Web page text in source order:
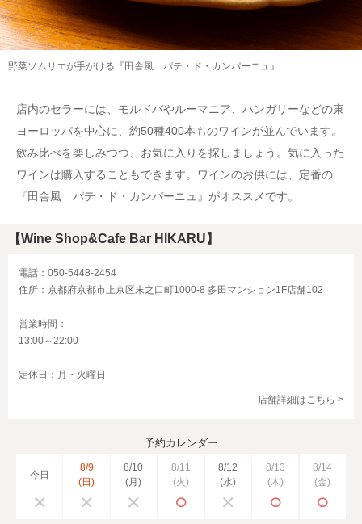
野菜ソムリエが手がける『田舎風 パテ・ド・カンパーニュ』
店内のセラーには、モルドバやルーマニア、ハンガリーなどの東
ヨーロッパを中心に、約50種400本ものワインが並んでいます。
飲み比べを楽しみつつ、お気に入りを探しましょう。気に入った
ワインは購入することもできます。ワインのお供には、定番の
『田舎風 パテ・ド・カンパーニュ』がオススメです。
【Wine Shop&Cafe Bar HIKARU】
電話：050-5448-2454
住所：京都府京都市上京区末之口町1000-8 多田マンション1F店舗102
営業時間：
13:00～22:00
定休日：月・火曜日
店舗詳細はこちら >
予約カレンダー
今日
8/9
(日)
8/10
(月)
8/11
(火)
8/12
(水)
8/13
(木)
8/14
(金)